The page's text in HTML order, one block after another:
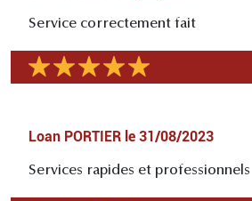
Service correctement fait
Loan PORTIER le 31/08/2023
Services rapides et professionnels